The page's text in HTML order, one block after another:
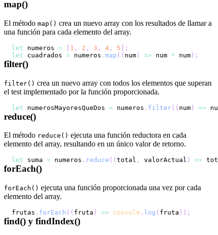
map()
El método map() crea un nuevo array con los resultados de llamar a
una función para cada elemento del array.
let numeros = 1 , 2 , 3 , 4 , 5
;
let cuadrados = numeros . map ( ( num ) => num * num ) ;
filter()
filter() crea un nuevo array con todos los elementos que superan
el test implementado por la función proporcionada.
let numerosMayoresQueDos = numeros . filter( ( num) =>
reduce()
El método reduce() ejecuta una función reductora en cada
elemento del array, resultando en un único valor de retorno.
let suma = numeros . reduce ( ( total , valorActual ) =>
forEach()
forEach() ejecuta una función proporcionada una vez por cada
elemento del array.
frutas . forEach ( ( fruta ) => console . log ( fruta ) ) ;
find() y findIndex()